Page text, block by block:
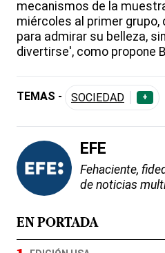
mecanismos de la
miércoles al primer grupo,
para admirar su belleza,
divertirse', como propone
TEMAS - SOCIEDAD +
EFE
Fehaciente,
de noticias
EN PORTADA